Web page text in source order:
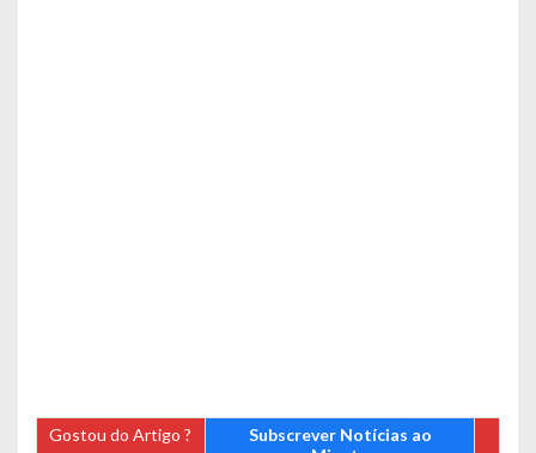
Gostou do Artigo ?
Subscrever Notícias ao